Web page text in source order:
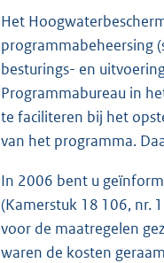
Het
programmabeheersing
besturings- en
Programmabureau in
te faciliteren bij het
van het programma.
In 2006 bent u
(Kamerstuk 18 106, nr.
voor de maatregelen
waren de kosten